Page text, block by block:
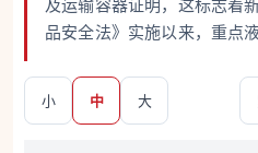
及运输容器证明，这标志着
品安全法》实施以来，重点
小 中 大